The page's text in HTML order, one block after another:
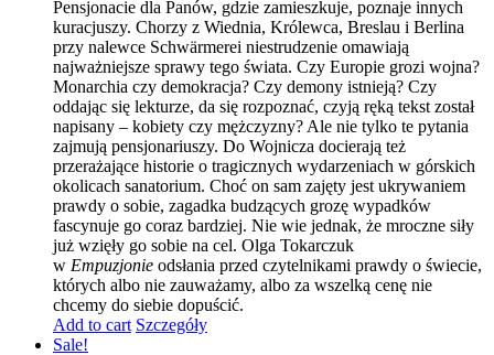
Pensjonacie dla Panów, gdzie zamieszkuje, poznaje innych
kuracjuszy. Chorzy z Wiednia, Królewca, Breslau i Berlina
przy nalewce Schwärmerei niestrudzenie omawiają
najważniejsze sprawy tego świata. Czy Europie grozi wojna?
Monarchia czy demokracja? Czy demony istnieją? Czy
oddając się lekturze, da się rozpoznać, czyją ręką tekst został
napisany – kobiety czy mężczyzny? Ale nie tylko te pytania
zajmują pensjonariuszy. Do Wojnicza docierają też
przerażające historie o tragicznych wydarzeniach w górskich
okolicach sanatorium. Choć on sam zajęty jest ukrywaniem
prawdy o sobie, zagadka budzących grozę wypadków
fascynuje go coraz bardziej. Nie wie jednak, że mroczne siły
już wzięły go sobie na cel. Olga Tokarczuk
w Empuzjonie odsłania przed czytelnikami prawdy o świecie,
których albo nie zauważamy, albo za wszelką cenę nie
chcemy do siebie dopuścić.
Add to cart Szczegóły
Sale!